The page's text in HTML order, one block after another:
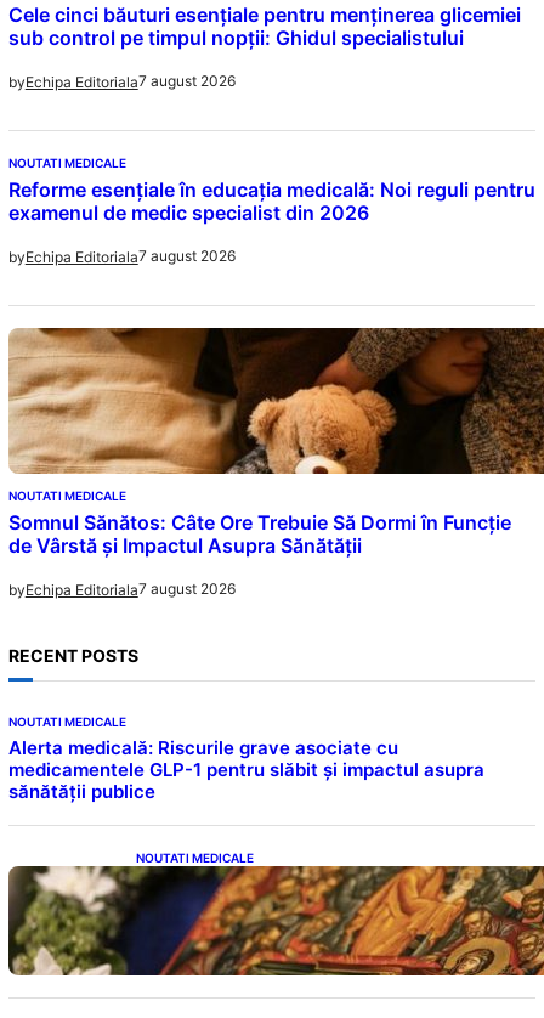
Cele cinci băuturi esențiale pentru menținerea glicemiei
sub control pe timpul nopții: Ghidul specialistului
byEchipa Editoriala7 august 2026
NOUTATI MEDICALE
Reforme esențiale în educația medicală: Noi reguli pentru
examenul de medic specialist din 2026
byEchipa Editoriala7 august 2026
NOUTATI MEDICALE
Somnul Sănătos: Câte Ore Trebuie Să Dormi în Funcție
de Vârstă și Impactul Asupra Sănătății
byEchipa Editoriala7 august 2026
RECENT POSTS
NOUTATI MEDICALE
Alerta medicală: Riscurile grave asociate cu
medicamentele GLP-1 pentru slăbit și impactul asupra
sănătății publice
NOUTATI MEDICALE
Postul Adormirii Maicii Domnului: Tradiții,
Superstiții și Implicații Spiritualitate în 2026